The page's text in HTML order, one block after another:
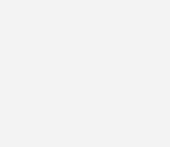
nicht genug. Ohne Strategien, die
nehmen, kann die Wärmewende
unseres dritten digitalen
und 9. November 2022. Pia